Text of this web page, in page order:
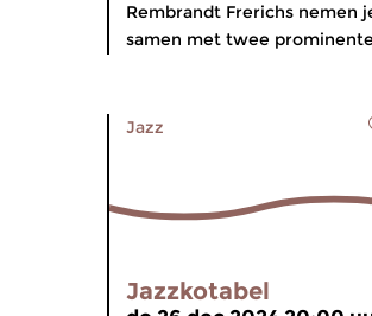
Rembrandt Frerichs nemen
samen met twee
Jazz
Jazzkotabel